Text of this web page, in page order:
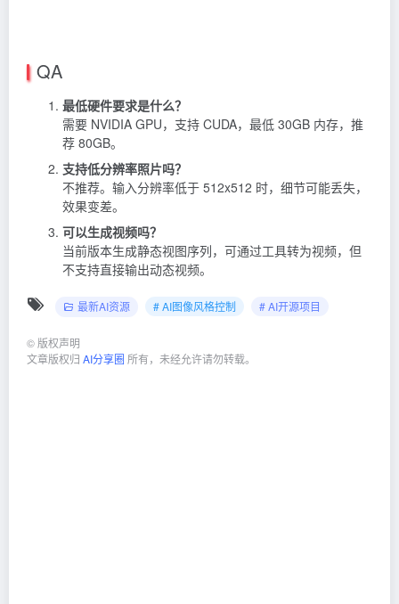
QA
最低硬件要求是什么？
需要 NVIDIA GPU，支持 CUDA，最低 30GB 内存，推
荐 80GB。
支持低分辨率照片吗？
不推荐。输入分辨率低于 512x512 时，细节可能丢失，
效果变差。
可以生成视频吗？
当前版本生成静态视图序列，可通过工具转为视频，但
不支持直接输出动态视频。
最新AI资源 # AI图像风格控制 # AI开源项目
© 版权声明
文章版权归 AI分享圈 所有，未经允许请勿转载。